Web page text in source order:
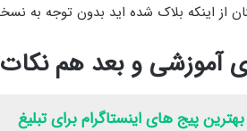
از اینکه بلاک شده اید بدون توجه به
آموزشی و بعد هم